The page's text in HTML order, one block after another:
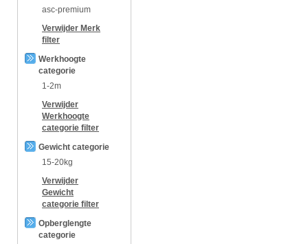
asc-premium
Verwijder Merk
filter
Werkhoogte
categorie
1-2m
Verwijder
Werkhoogte
categorie filter
Gewicht categorie
15-20kg
Verwijder
Gewicht
categorie filter
Opberglengte
categorie